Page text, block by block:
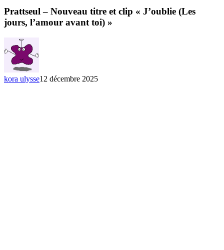
Nouveau
titre
et
avant
Prattseul – Nouveau titre et clip « J’oublie (Les
jours, l’amour avant toi) »
kora ulysse12 décembre 2025